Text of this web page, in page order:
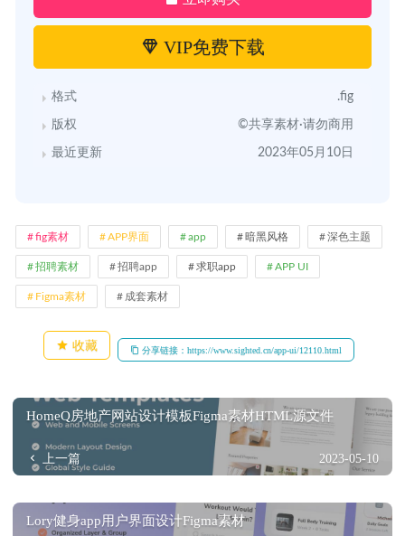
VIP免费下载
格式 .fig
版权 ©共享素材·请勿商用
最近更新 2023年05月10日
fig素材 APP界面 app 暗黑风格 深色主题
招聘素材 招聘app 求职app APP UI
Figma素材 成套素材
收藏 分享链接：https://www.sighted.cn/app-ui/12110.html
HomeQ房地产网站设计模板Figma素材HTML源文件
上一篇 2023-05-10
Lory健身app用户界面设计Figma素材